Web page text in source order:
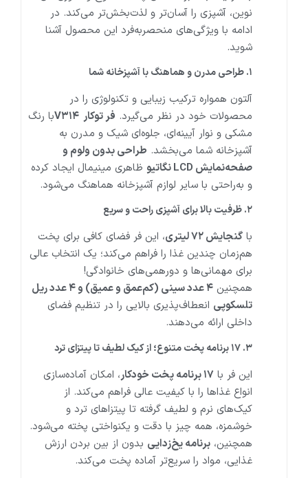
نوین، آشپزی را آسان‌تر و لذت‌بخش‌تر می‌کند. در
ادامه با ویژگی‌های منحصربه‌فرد این محصول آشنا
شوید.
۱.طراحی مدرن و هماهنگ با آشپزخانه شما
آلتون همواره ترکیب زیبایی و تکنولوژی را در
محصولات خود در نظر می‌گیرد. فر توکار
با رنگ
مشکی و نوار آیینه‌ای، جلوه‌ای شیک و مدرن به
آشپزخانه شما می‌بخشد. طراحی بدون ولوم و
صفحه‌نمایش
نگاتیو ظاهری مینیمال ایجاد کرده
و به‌راحتی با سایر لوازم آشپزخانه هماهنگ می‌شود.
۲.ظرفیت بالا برای آشپزی راحت و سریع
با گنجایش ۷۲ لیتری، این فر فضای کافی برای پخت
هم‌زمان چندین غذا را فراهم می‌کند؛ یک انتخاب عالی
برای مهمانی‌ها و دورهمی‌های خانوادگی!
همچنین ۴عدد سینی (کم‌عمق و عمیق) و۴عدد ریل
تلسکوپی انعطاف‌پذیری بالایی را در تنظیم فضای
داخلی ارائه می‌دهند.
۳.۱۷برنامه پخت متنوع؛ از کیک لطیف تا پیتزای ترد
این فر با ۱۷برنامه پخت خودکار، امکان آماده‌سازی
انواع غذاها را با کیفیت عالی فراهم می‌کند. از
کیک‌های نرم و لطیف گرفته تا پیتزاهای ترد و
خوشمزه، همه چیز با دقت و یکنواختی پخته می‌شود.
همچنین، برنامه یخ‌زدایی بدون از بین بردن ارزش
غذایی، مواد را سریع‌تر آماده پخت می‌کند.